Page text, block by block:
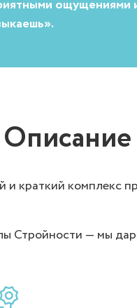
ощущениями
Описание
краткий комплекс
— мы